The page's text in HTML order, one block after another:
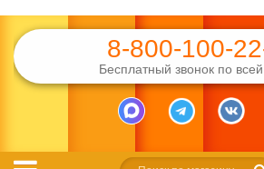
8-800-100-
Бесплатный звонок по